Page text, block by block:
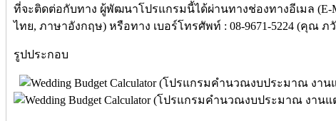
ที่จะติดต่อกับทาง ผู้พัฒนาโปรแกรมนี้ได้ผ่านทางช่องทางอีเมล (E-
ไทย, ภาษาอังกฤษ) หรือทาง เบอร์โทรศัพท์ : 08-9671-5224 (คุณ
รูปประกอบ